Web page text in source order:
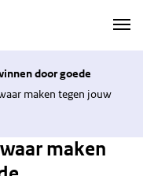
door goede
maken tegen jouw
maken